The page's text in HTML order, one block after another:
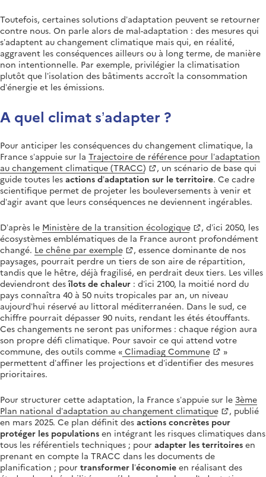
Toutefois, certaines solutions d’adaptation peuvent se retourner
contre nous. On parle alors de mal-adaptation : des mesures qui
s’adaptent au changement climatique mais qui, en réalité,
aggravent les conséquences ailleurs ou à long terme, de manière
non intentionnelle. Par exemple, privilégier la climatisation
plutôt que l’isolation des bâtiments accroît la consommation
d’énergie et les émissions.
A quel climat s’adapter ?
Pour anticiper les conséquences du changement climatique, la
France s’appuie sur la Trajectoire de référence pour l’adaptation
au changement climatique (TRACC)
, un scénario de base qui
guide toutes les actions d’adaptation sur le territoire. Ce cadre
scientifique permet de projeter les bouleversements à venir et
d’agir avant que leurs conséquences ne deviennent ingérables.
D’après le Ministère de la transition écologique
, d’ici 2050, les
écosystèmes emblématiques de la France auront profondément
changé. Le chêne par exemple
, essence dominante de nos
paysages, pourrait perdre un tiers de son aire de répartition,
tandis que le hêtre, déjà fragilisé, en perdrait deux tiers. Les villes
deviendront desîlots de chaleur : d’ici 2100, la moitié nord du
pays connaîtra 40 à 50 nuits tropicales par an, un niveau
aujourd’hui réservé au littoral méditerranéen. Dans le sud, ce
chiffre pourrait dépasser 90 nuits, rendant les étés étouffants.
Ces changements ne seront pas uniformes : chaque région aura
son propre défi climatique. Pour savoir ce qui attend votre
commune, des outils comme « Climadiag Commune
»
permettent d’affiner les projections et d’identifier des mesures
prioritaires.
Pour structurer cette adaptation, la France s’appuie sur le 3ème
Plan national d’adaptation au changement climatique
, publié
en mars 2025. Ce plan définit des actions concrètes pour
protéger les populations en intégrant les risques climatiques dans
tous les référentiels techniques ; pour adapter les territoires en
prenant en compte la TRACC dans les documents de
planification ; pour transformer l’économie en réalisant des